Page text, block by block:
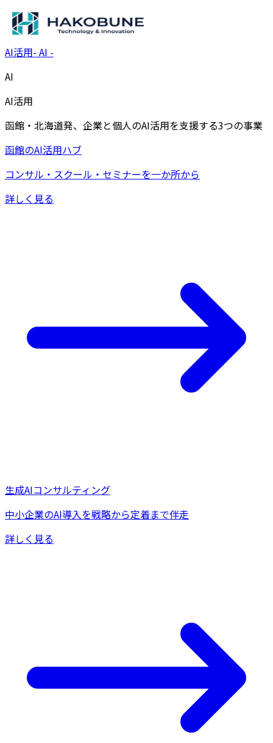
AI活用- AI -
AI
AI活用
函館・北海道発、企業と個人のAI活用を支援する3つの事業
函館のAI活用ハブ
コンサル・スクール・セミナーを一か所から
詳しく見る
生成AIコンサルティング
中小企業のAI導入を戦略から定着まで伴走
詳しく見る